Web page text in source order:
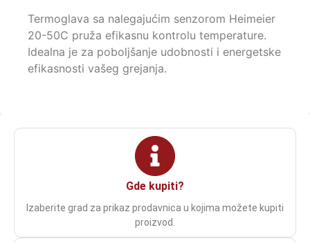
Termoglava sa nalegajućim senzorom Heimeier
20-50C pruža efikasnu kontrolu temperature.
Idealna je za poboljšanje udobnosti i energetske
efikasnosti vašeg grejanja.
Gde kupiti?
Izaberite grad za prikaz prodavnica u kojima možete kupiti
proizvod.